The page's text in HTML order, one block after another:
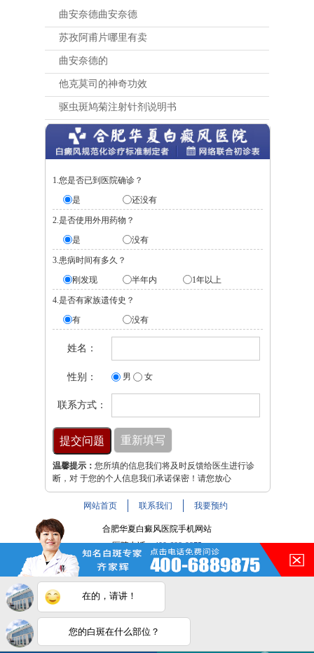
曲安奈德曲安奈德
苏孜阿甫片哪里有卖
曲安奈德的
他克莫司的神奇功效
驱虫斑鸠菊注射针剂说明书
1.您是否已到医院确诊？
是
还没有
2.是否使用外用药物？
是
没有
3.患病时间有多久？
刚发现
半年内 1年以上
4.是否有家族遗传史？
有
没有
姓名：
性别： 男 女
联系方式：
温馨提示： 您所填的信息我们将及时反馈给医生进行诊
断，对 于您的个人信息我们承诺保密！请您放心
网站首页 联系我们 我要预约
合肥华夏白癜风医院手机网站
医院电话：400-688-9875
医院地址：合肥市铜陵路与裕溪路交叉路口
注：本网站信息仅供参考，不能作为诊断及医疗依据，服用
药物或进行治疗时请遵医嘱。如有转载或引用文章涉及版权
问题，请与我们联系。
皖ICP备16014022号-9
在的，请讲！
您的白斑在什么部位？